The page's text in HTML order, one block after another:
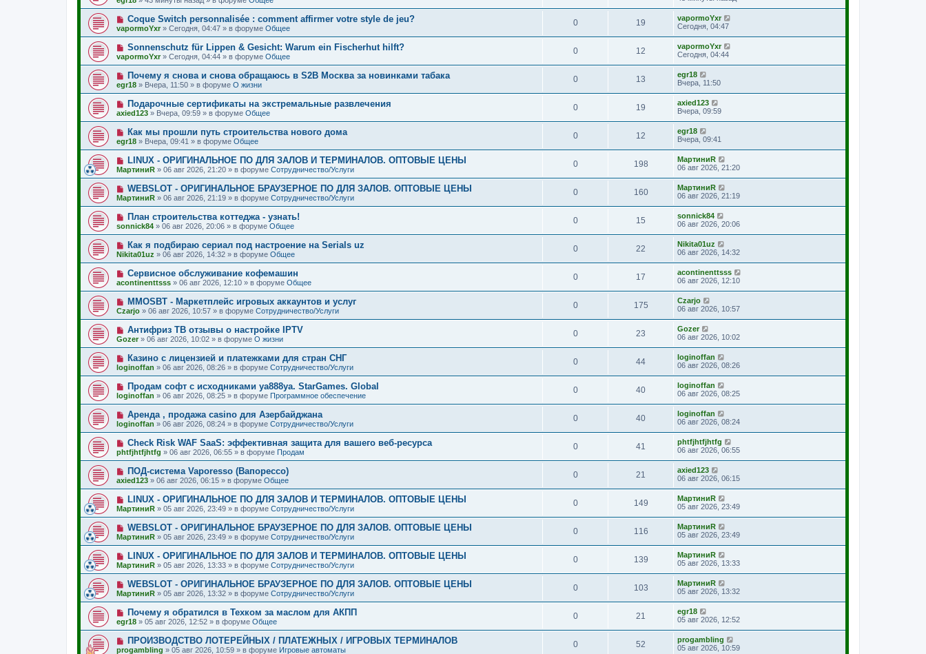
в
е
с
о
о
б
щ
е
н
и
е
Н
о
в
о
е
с
о
б
щ
е
н
и
е
Coque Switch personnalisée : comment affirmer votre style de jeu?
vapormoYxr » Сегодня, 04:47 » в форуме Общее
0 19
vapormoYxr
Сегодня, 04:47
Н
о
в
о
е
с
о
б
щ
е
н
и
е
Sonnenschutz für Lippen & Gesicht: Warum ein Fischerhut hilft?
vapormoYxr» Сегодня, 04:44 » в форуме Общее
0 12
vapormoYxr
Сегодня, 04:44
Н
о
в
о
е
с
о
б
щ
е
н
и
е
Почему я снова и снова обращаюсь в S2B Москва за новинками табака
egr18 » Вчера, 11:50 » в форуме О жизни
0 13
egr18
Вчера, 11:50
Н
о
в
о
е
с
о
б
щ
е
н
и
е
Подарочные сертификаты на экстремальные развлечения
axied123 » Вчера, 09:59 » в форуме Общее
0 19
axied123
Вчера, 09:59
Н
о
в
о
е
с
о
о
б
щ
е
н
и
е
Как мы прошли путь строительства нового дома
egr18 » Вчера, 09:41 » в форуме Общее
0 12
egr18
Вчера, 09:41
Н
о
в
о
е
с
о
б
щ
е
н
и
е
LINUX - ОРИГИНАЛЬНОЕ ПО ДЛЯ ЗАЛОВ И ТЕРМИНАЛОВ. ОПТОВЫЕ ЦЕНЫ
МартиниR » 06 авг 2026, 21:20 » в форуме Сотрудничество/Услуги
0 198
МартиниR
06 авг 2026, 21:20
Н
о
в
о
е
с
о
б
щ
е
н
и
е
WEBSLOT - ОРИГИНАЛЬНОЕ БРАУЗЕРНОЕ ПО ДЛЯ ЗАЛОВ. ОПТОВЫЕ ЦЕНЫ
МартиниR » 06 авг 2026, 21:19 » в форуме Сотрудничество/Услуги
0 160
МартиниR
06 авг 2026, 21:19
Н
о
в
о
е
с
о
о
б
щ
е
н
и
е
План строительства коттеджа - узнать!
sonnick84 » 06 авг 2026, 20:06 » в форуме Общее
0 15
sonnick84
06 авг 2026, 20:06
Н
о
в
е
с
о
б
щ
н
и
е
Как я подбираю сериал под настроение на Serials uz
Nikita01uz » 06 авг 2026, 14:32 » в форуме Общее
0 22
Nikita01uz
06 авг 2026, 14:32
Н
о
в
о
е
с
о
о
б
щ
е
н
и
е
Сервисное обслуживание кофемашин
acontinenttsss » 06 авг 2026, 12:10 » в форуме Общее
0 17
acontinenttsss
06 авг 2026, 12:10
Н
о
в
е
с
о
б
щ
е
н
и
е
MMOSBT - Маркетплейс игровых аккаунтов и услуг
Czarjo » 06 авг 2026, 10:57 » в форуме Сотрудничество/Услуги
0 175
Czarjo
06 авг 2026, 10:57
Н
о
в
о
е
с
о
б
щ
н
и
е
Антифриз ТВ отзывы о настройке IPTV
Gozer» 06 авг 2026, 10:02 » в форуме О жизни
0 23
Gozer
06 авг 2026, 10:02
Н
о
в
о
е
с
о
о
б
щ
е
н
и
е
Казино с лицензией и платежками для стран СНГ
loginoffan » 06 авг 2026, 08:26 » в форуме Сотрудничество/Услуги
0 44
loginoffan
06 авг 2026, 08:26
Н
о
в
е
с
о
о
б
щ
е
н
и
е
Продам софт с исходниками ya888ya. StarGames. Global
loginoffan » 06 авг 2026, 08:25 » в форуме Программное обеспечение
0 40
loginoffan
06 авг 2026, 08:25
Н
о
в
е
с
о
б
щ
е
н
и
е
Аренда , продажа casino для Азербайджана
loginoffan » 06 авг 2026, 08:24 » в форуме Сотрудничество/Услуги
0 40
loginoffan
06 авг 2026, 08:24
Н
о
в
о
е
с
о
б
щ
е
н
и
е
Check Risk WAF SaaS: эффективная защита для вашего веб-ресурса
phtfjhtfjhtfg » 06 авг 2026, 06:55 » в форуме Продам
0 41
phtfjhtfjhtfg
06 авг 2026, 06:55
Н
о
в
о
е
с
о
о
б
щ
е
н
и
е
ПОД-система Vaporesso (Вапорессо)
axied123 » 06 авг 2026, 06:15 » в форуме Общее
0 21
axied123
06 авг 2026, 06:15
Н
о
в
о
е
с
о
б
щ
е
н
и
е
LINUX - ОРИГИНАЛЬНОЕ ПО ДЛЯ ЗАЛОВ И ТЕРМИНАЛОВ. ОПТОВЫЕ ЦЕНЫ
МартиниR » 05 авг 2026, 23:49 » в форуме Сотрудничество/Услуги
0 149
МартиниR
05 авг 2026, 23:49
Н
о
в
о
е
с
о
о
б
щ
е
н
и
е
WEBSLOT - ОРИГИНАЛЬНОЕ БРАУЗЕРНОЕ ПО ДЛЯ ЗАЛОВ. ОПТОВЫЕ ЦЕНЫ
МартиниR » 05 авг 2026, 23:49 » в форуме Сотрудничество/Услуги
0 116
МартиниR
05 авг 2026, 23:49
Н
о
в
о
е
с
о
б
щ
е
н
LINUX - ОРИГИНАЛЬНОЕ ПО ДЛЯ ЗАЛОВ И ТЕРМИНАЛОВ. ОПТОВЫЕ ЦЕНЫ
МартиниR » 05 авг 2026, 13:33 » в форуме Сотрудничество/Услуги
0 139
МартиниR
05 авг 2026, 13:33
Н
о
в
о
е
с
о
б
WEBSLOT - ОРИГИНАЛЬНОЕ БРАУЗЕРНОЕ ПО ДЛЯ ЗАЛОВ. ОПТОВЫЕ ЦЕНЫ
МартиниR » 05 авг 2026, 13:32 » в форуме Сотрудничество/Услуги
0 103
МартиниR
05 авг 2026, 13:32
Н
о
в
о
е
с
Почему я обратился в Техком за маслом для АКПП
egr18 » 05 авг 2026, 12:52 » в форуме Общее
0 21
egr18
05 авг 2026, 12:52
Н
о
ПРОИЗВОДСТВО ЛОТЕРЕЙНЫХ / ПЛАТЕЖНЫХ / ИГРОВЫХ ТЕРМИНАЛОВ
progambling » 05 авг 2026, 10:59 » в форуме Игровые автоматы
0 52
progambling
05 авг 2026, 10:59